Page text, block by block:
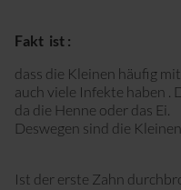
Fakt ist :
dass die Kleinen häufig
auch viele Infekte haben .
da die Henne oder das Ei.
Deswegen sind die
Ist der erste Zahn